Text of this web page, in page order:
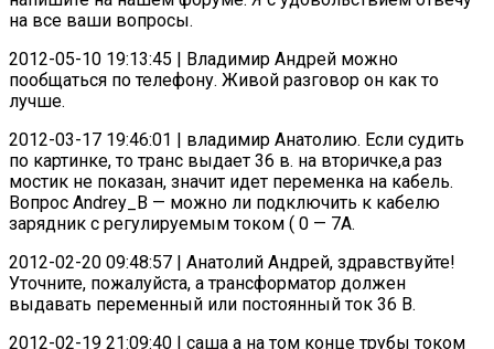
на все ваши вопросы.
2012-05-10 19:13:45 | Владимир Андрей можно
пообщаться по телефону. Живой разговор он как то
лучше.
2012-03-17 19:46:01 | владимир Анатолию. Если судить
по картинке, то транс выдает 36 в. на вторичке,а раз
мостик не показан, значит идет переменка на кабель.
Вопрос Andrey_B — можно ли подключить к кабелю
зарядник с регулируемым током ( 0 — 7A.
2012-02-20 09:48:57 | Анатолий Андрей, здравствуйте!
Уточните, пожалуйста, а трансформатор должен
выдавать переменный или постоянный ток 36 В.
2012-02-19 21:09:40 | саша а на том конце трубы током